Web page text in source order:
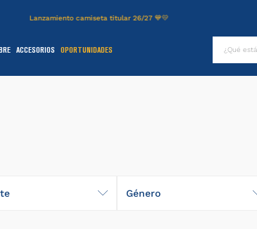
Lanzamiento camiseta titular 26/27 💙💛
ACCESORIOS OPORTUNIDADES
Género